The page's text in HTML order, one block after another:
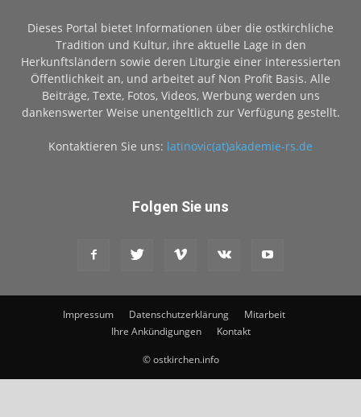
Dieses Portal bietet Informationen über die ostkirchliche
Tradition und Kultur, ihre aktuelle Lage in den
Herkunftsländern sowie deren Liturgie einer interessierten
Öffentlichkeit an, und arbeitet auf Non Profit Basis. Alle
Beiträge, Texte, Fotos, Videos, Werbung werden uns
dankenswerter Weise unentgeltlich zur Verfügung gestellt.
Kontaktieren Sie uns: latinovic(at)akademie-rs.de
Folgen Sie uns
Impressum Datenschutzerklärung
Mitarbeit
Ihre Ankündigungen
Kontakt
© ostkirchen.info